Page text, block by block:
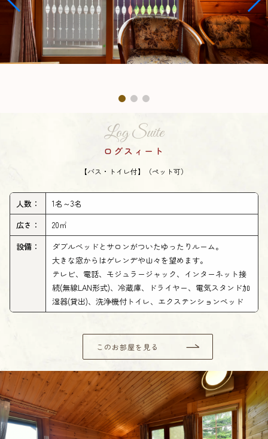
Log Suite
ログスィート
【バス・トイレ付】（ペット可）
人数：
1名～3名
広さ：
20㎡
設備：
ダブルベッドとサロンがついたゆったりルーム。
大きな窓からはゲレンデや山々を望めます。
テレビ、電話、モジュラージャック、インターネット接
続(無線LAN形式)、冷蔵庫、ドライヤー、電気スタンド加
湿器(貸出)、洗浄機付トイレ、エクステンションベッド
このお部屋を見る